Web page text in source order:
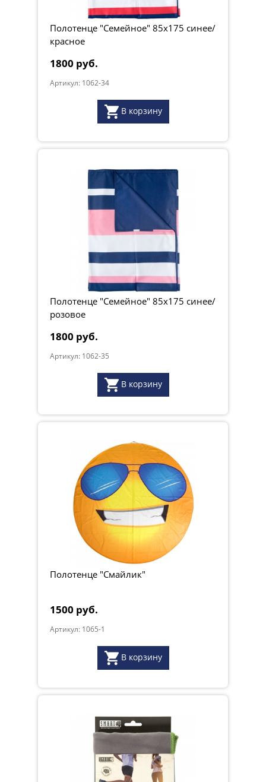
Полотенце "Семейное" 85х175 синее/
красное
1800 руб.
Артикул: 1062-34
В корзину
Полотенце "Семейное" 85х175 синее/
розовое
1800 руб.
Артикул: 1062-35
В корзину
Полотенце "Смайлик"
1500 руб.
Артикул: 1065-1
В корзину